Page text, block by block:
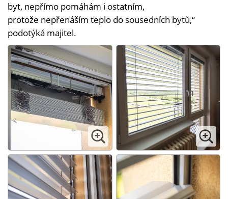
byt, nepřímo pomáhám i ostatním,
protože nepřenáším teplo do sousedních bytů,“
podotýká majitel.